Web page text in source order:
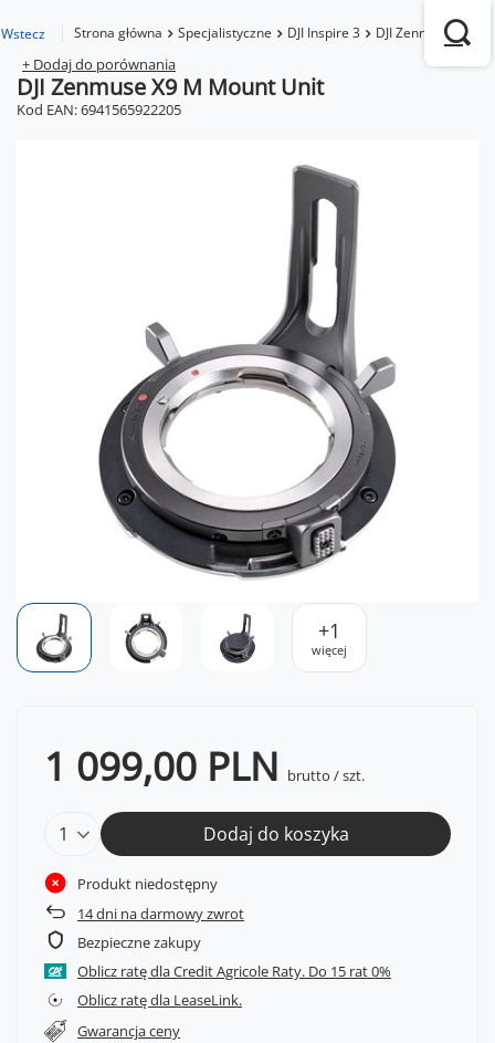
Wstecz Strona główna Specjalistyczne DJI Inspire 3 DJI Zenmuse X9
+ Dodaj do porównania
DJI Zenmuse X9 M Mount Unit
Kod EAN: 6941565922205
+1
więcej
1 099,00 PLN brutto /szt.
Dodaj do koszyka
Produkt niedostępny
14dni na darmowy zwrot
Bezpieczne zakupy
Oblicz ratę dla Credit Agricole Raty.
Oblicz ratę dla LeaseLink.
Gwarancja ceny